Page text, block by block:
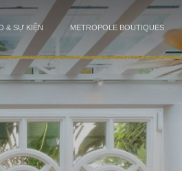
& SỰ KIỆN METROPOLE BOUTIQUES